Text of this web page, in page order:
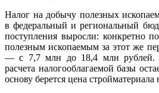
Налог на добычу полезных
в федеральный и региональный
поступления выросли: конкретно
полезным ископаемым за этот же
— с 7,7 млн до 18,4 млн
расчета налогооблагаемой базы
основу берется цена стройматериала